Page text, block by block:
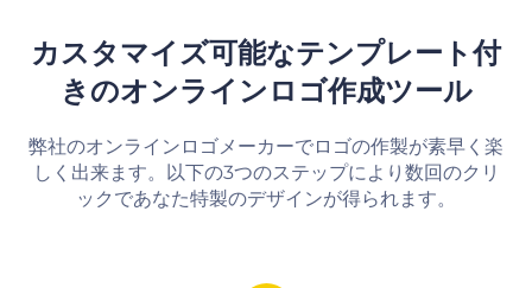
カスタマイズ可能なテンプレート付
きのオンラインロゴ作成ツール
弊社のオンラインロゴメーカーでロゴの作製が素早く楽
しく出来ます。以下の3つのステップにより数回のクリ
ックであなた特製のデザインが得られます。